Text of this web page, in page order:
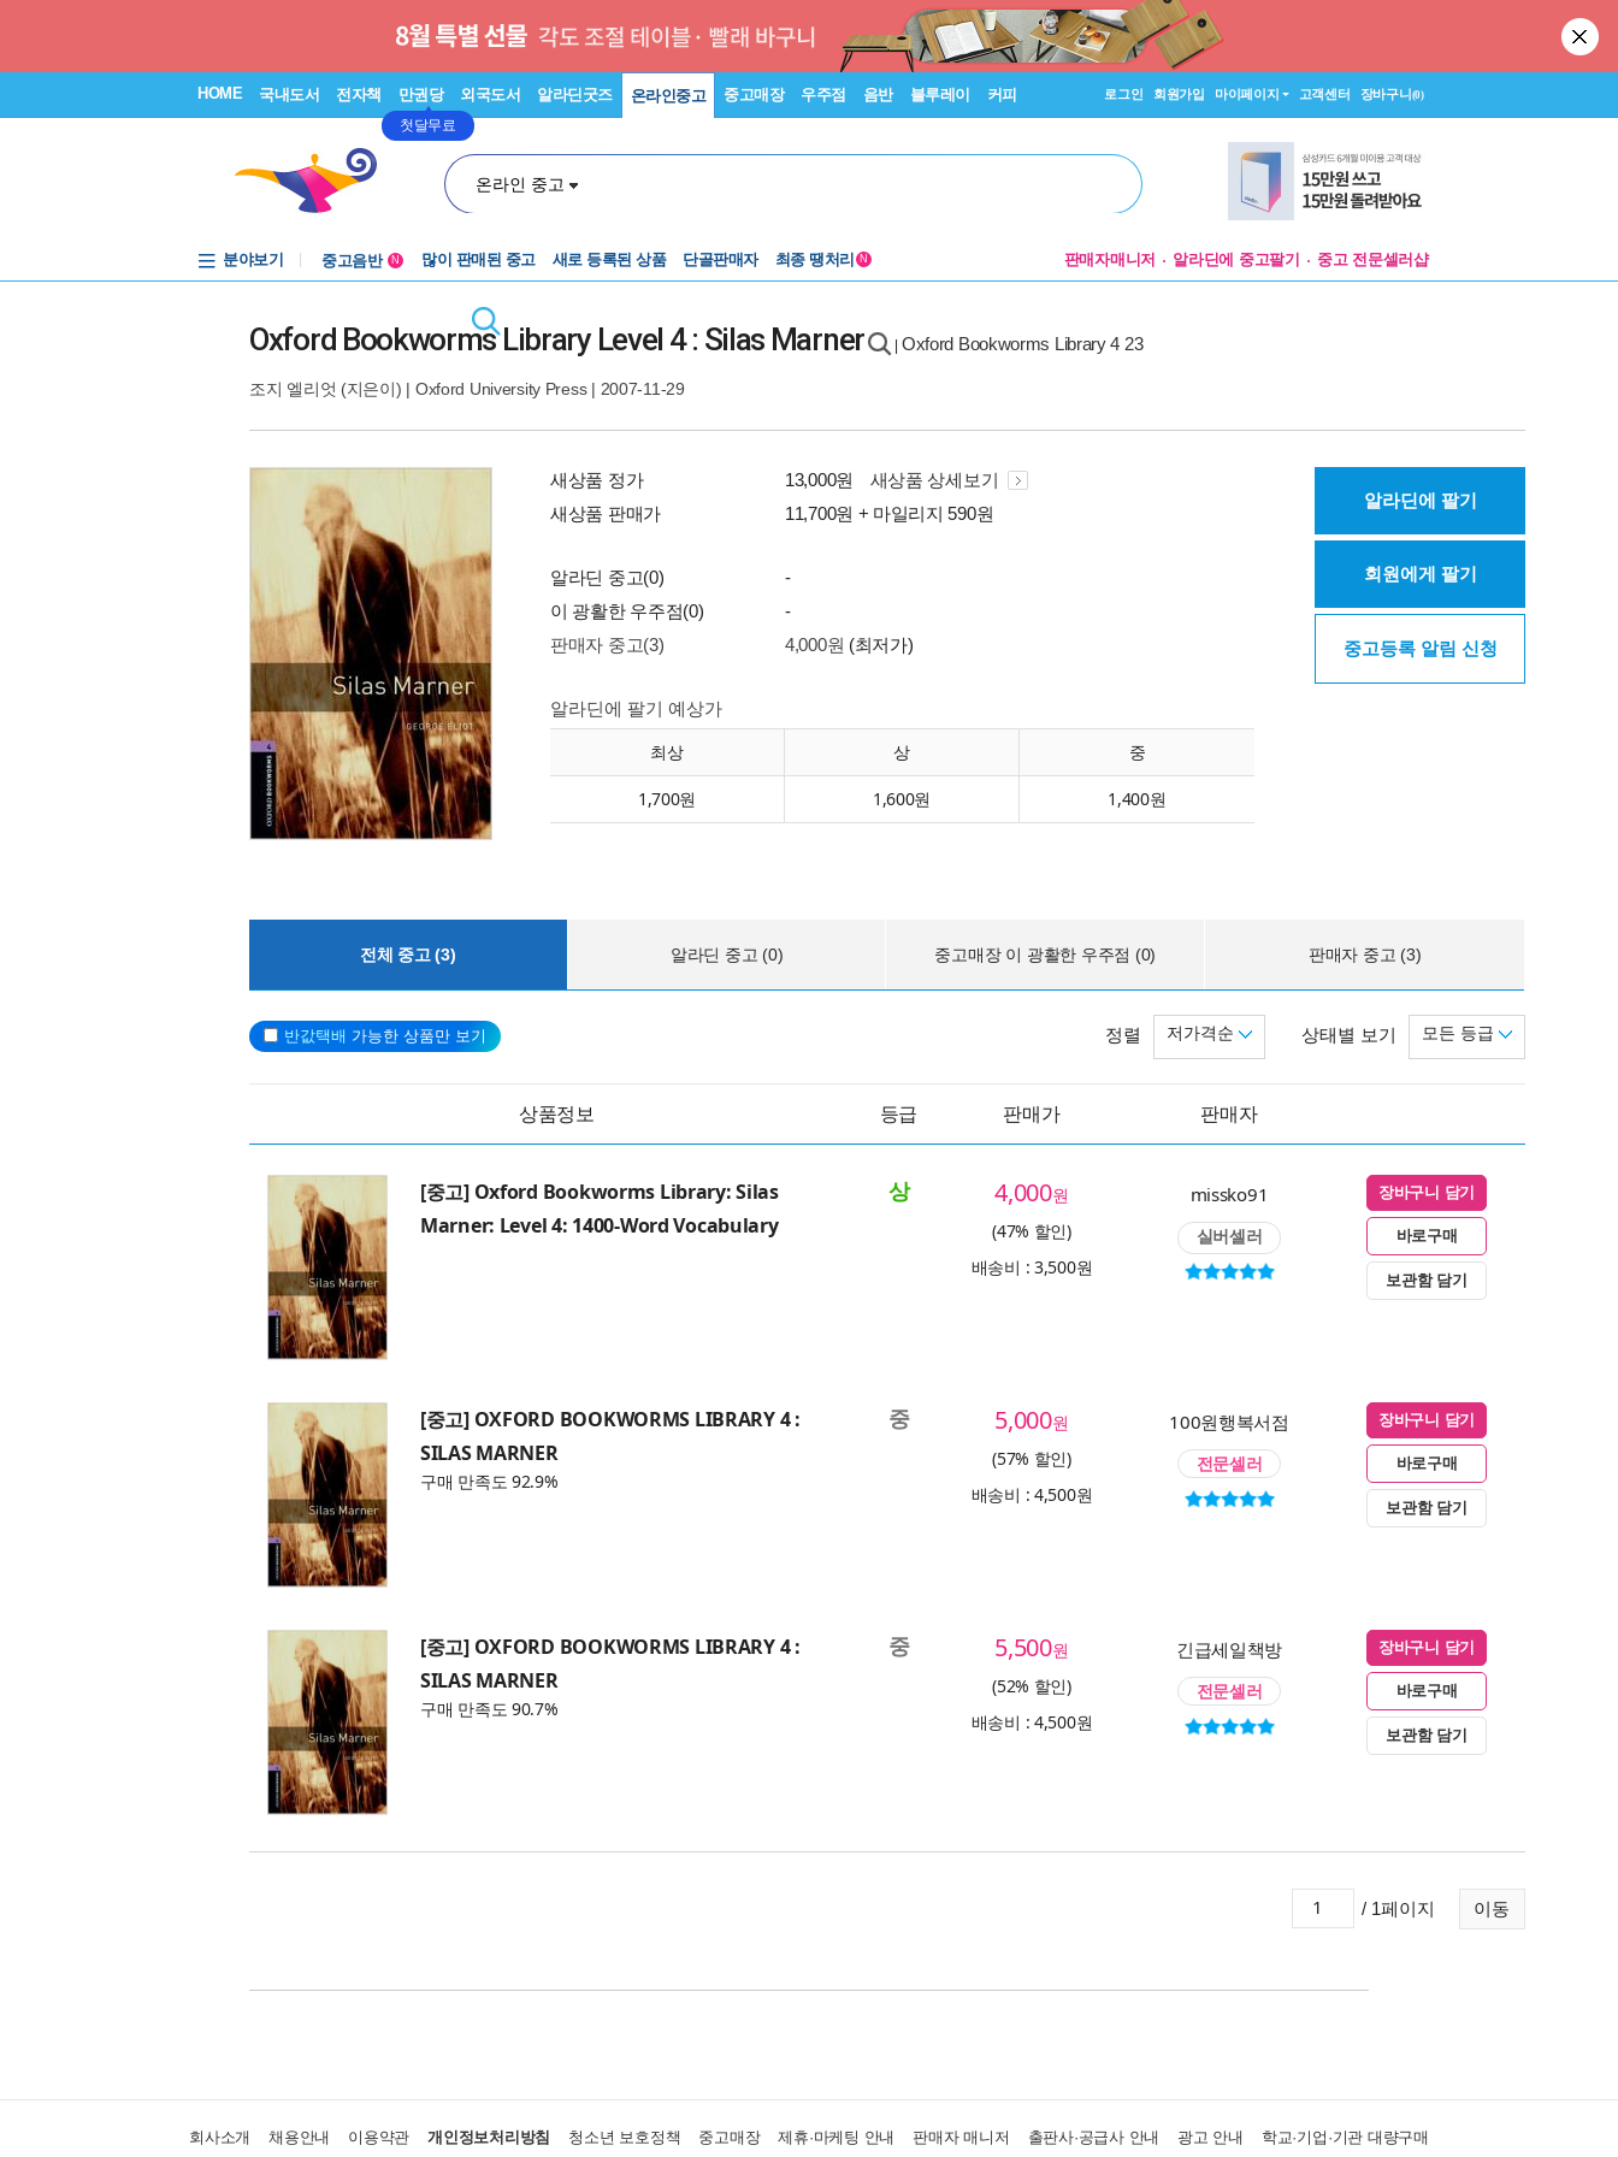
HOME 국내도서 전자책 만권당
첫달무료
외국도서 알라딘굿즈 온라인중고 중고매장 우주점 음반 블루레이 커피 로그인 회원가입 마이페이지 고객센터 장바구니(0)
온라인 중고
분야보기
중고음반
N 많이 판매된 중고 새로 등록된 상품 단골판매자 최종 땡처리 N 판매자매니저 알라딘에 중고팔기 중고 전문셀러샵
Oxford Bookworms Library Level 4 : Silas Marner Oxford Bookworms Library 4 23
조지 엘리엇 (지은이) | Oxford University Press| 2007-11-29
새상품 정가 13,000원
새상품 상세보기
새상품 판매가
11,700원 + 마일리지 590원
알라딘 중고(0)
-
이 광활한 우주점(0)
-
판매자 중고(3)
4,000원 (최저가)
알라딘에 팔기 예상가
최상 상 중
1,700원 1,600원 1,400원
알라딘에 팔기
회원에게 팔기
중고등록 알림 신청
전체 중고 (3) 알라딘 중고 (0) 중고매장 이 광활한 우주점 (0) 판매자 중고 (3)
반값택배 가능한 상품만 보기 상태별 보기 모든 등급
정렬 저가격순
상품정보 등급 판매가 판매자
[중고] Oxford Bookworms Library: Silas
Marner: Level 4: 1400-Word Vocabulary
상 4,000원
(47% 할인)
배송비 : 3,500원
missko91
실버셀러
장바구니 담기
바로구매
보관함 담기
[중고] OXFORD BOOKWORMS LIBRARY 4 :
SILAS MARNER
구매 만족도 92.9%
중 5,000원
(57% 할인)
배송비 : 4,500원
100원행복서점
전문셀러
장바구니 담기
바로구매
보관함 담기
[중고] OXFORD BOOKWORMS LIBRARY 4 :
SILAS MARNER
구매 만족도 90.7%
중 5,500원
(52% 할인)
배송비 : 4,500원
긴급세일책방
전문셀러
장바구니 담기
바로구매
보관함 담기
이동
/ 1페이지
회사소개 채용안내 이용약관 개인정보처리방침 청소년 보호정책 중고매장 제휴·마케팅 안내 판매자 매니저 출판사·공급사 안내 광고 안내 학교·기업·기관 대량구매